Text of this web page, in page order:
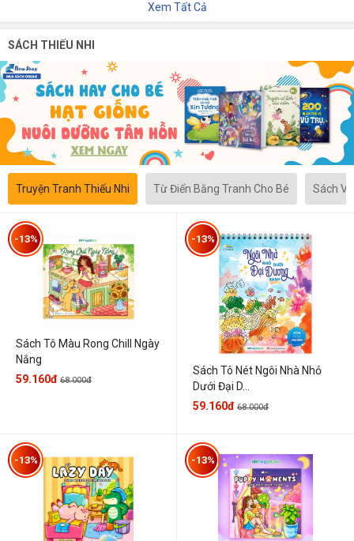
Xem Tất Cả
SÁCH THIẾU NHI
Truyện Tranh Thiếu Nhi Từ Điển Bằng Tranh Cho Bé Sách
Sách Tô Màu Rong Chill Ngày
Nắng
-13%
59.160đ 68.000đ
Sách Tô Nét Ngôi Nhà Nhỏ
Dưới Đại D...
-13%
59.160đ 68.000đ
-13% -13%